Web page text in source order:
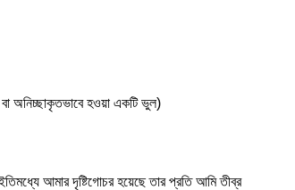
অনিচ্ছাকৃতভাবে হওয়া একটি ভুল)
আমার দৃষ্টিগোচর হয়েছে তার প্রতি আমি তীব্র